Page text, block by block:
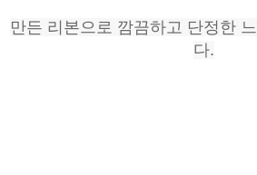
만든 리본으로 깜끔하고 단정한
다.